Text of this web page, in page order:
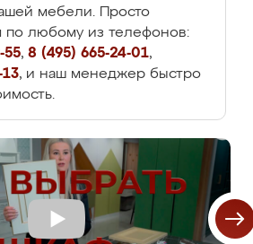
мебели. Просто
по любому из телефонов:
55, 8 (495) 665-24-01,
, и наш менеджер быстро